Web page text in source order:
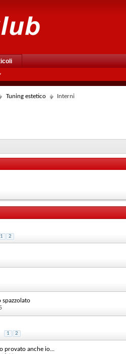
Tuning estetico Interni
1 2
spazzolato
1 2
provato anche io...